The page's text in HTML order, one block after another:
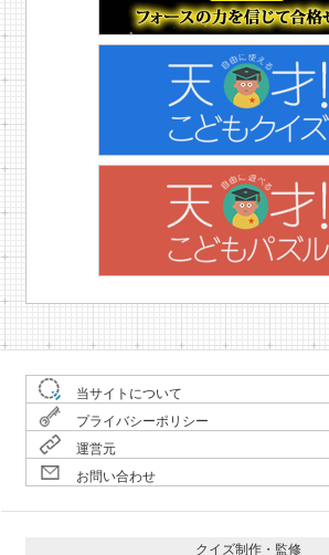
当サイトについて
プライバシーポリシー
運営元
お問い合わせ
クイズ制作・監修